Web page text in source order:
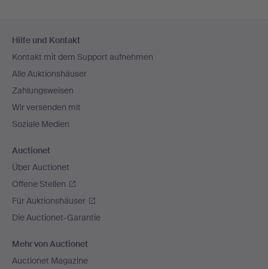
Navigation
Hilfe und Kontakt
Kontakt mit dem Support aufnehmen
Alle Auktionshäuser
Zahlungsweisen
Wir versenden mit
Soziale Medien
Auctionet
Über Auctionet
Offene Stellen
Für Auktionshäuser
Die Auctionet-Garantie
Mehr von Auctionet
Auctionet Magazine